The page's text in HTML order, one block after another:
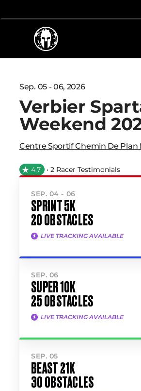
Sep. 05 - 06, 2026
Verbier
Weekend
Centre Sportif Chemin De Plan
4.7 • 2 Racer Testimonials
SEP. 04 - 06
SPRINT 5K
20 OBSTACLES
LIVE TRACKING AVAILABLE
SEP. 06
SUPER 10K
25 OBSTACLES
LIVE TRACKING AVAILABLE
SEP. 05
BEAST 21K
30 OBSTACLES